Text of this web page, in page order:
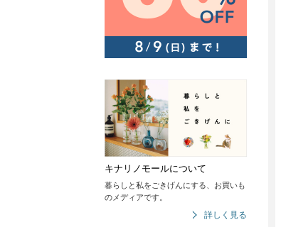
キナリノモールについて
暮らしと私をごきげんにする、お買いも
のメディアです。
詳しく見る